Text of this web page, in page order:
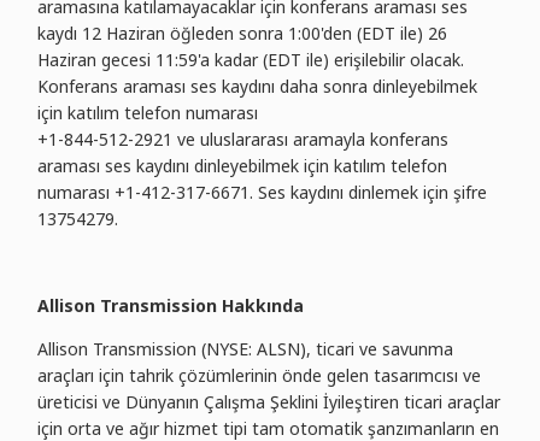
aramasına katılamayacaklar için konferans araması ses
kaydı 12 Haziran öğleden sonra 1:00'den (EDT ile) 26
Haziran gecesi 11:59'a kadar (EDT ile) erişilebilir olacak.
Konferans araması ses kaydını daha sonra dinleyebilmek
için katılım telefon numarası
+1-844-512-2921 ve uluslararası aramayla konferans
araması ses kaydını dinleyebilmek için katılım telefon
numarası +1-412-317-6671. Ses kaydını dinlemek için şifre
13754279.
Allison Transmission Hakkında
Allison Transmission (NYSE: ALSN), ticari ve savunma
araçları için tahrik çözümlerinin önde gelen tasarımcısı ve
üreticisi ve Dünyanın Çalışma Şeklini İyileştiren ticari araçlar
için orta ve ağır hizmet tipi tam otomatik şanzımanların en